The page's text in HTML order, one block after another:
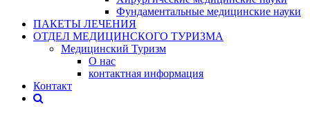
Фундаментальные медицинские науки
ПАКЕТЫ ЛЕЧЕНИЯ
ОТДЕЛ МЕДИЦИНСКОГО ТУРИЗМА
Медицинский Туризм
О нас
контактная информация
Контакт